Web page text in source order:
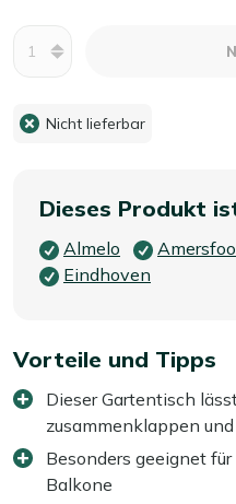
Nicht lieferbar
Dieses Produkt
Almelo
Eindhoven
Vorteile und Tipps
Dieser Gartentisch
zusammenklappen
Besonders geeignet
Balkone